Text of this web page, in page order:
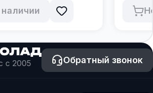
с 2005
Обратный звонок